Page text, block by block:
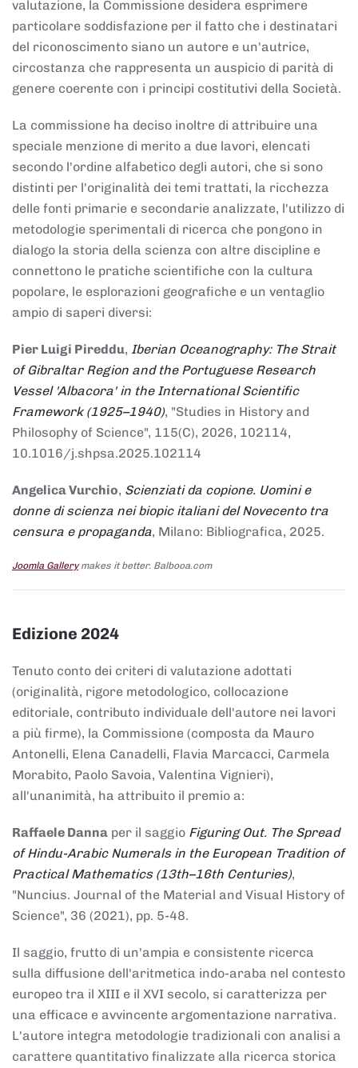
valutazione, la Commissione desidera esprimere
particolare soddisfazione per il fatto che i destinatari
del riconoscimento siano un autore e un'autrice,
circostanza che rappresenta un auspicio di parità di
genere coerente con i principi costitutivi della Società.
La commissione ha deciso inoltre di attribuire una
speciale menzione di merito a due lavori, elencati
secondo l'ordine alfabetico degli autori, che si sono
distinti per l'originalità dei temi trattati, la ricchezza
delle fonti primarie e secondarie analizzate, l'utilizzo di
metodologie sperimentali di ricerca che pongono in
dialogo la storia della scienza con altre discipline e
connettono le pratiche scientifiche con la cultura
popolare, le esplorazioni geografiche e un ventaglio
ampio di saperi diversi:
Pier Luigi Pireddu, Iberian Oceanography: The Strait
of Gibraltar Region and the Portuguese Research
Vessel 'Albacora' in the International Scientific
Framework (1925–1940), "Studies in History and
Philosophy of Science", 115(C), 2026, 102114,
10.1016/j.shpsa.2025.102114
Angelica Vurchio, Scienziati da copione. Uomini e
donne di scienza nei biopic italiani del Novecento tra
censura e propaganda, Milano: Bibliografica, 2025.
Joomla Gallerymakes it better. Balbooa.com
Edizione 2024
Tenuto conto dei criteri di valutazione adottati
(originalità, rigore metodologico, collocazione
editoriale, contributo individuale dell'autore nei lavori
a più firme), la Commissione (composta da Mauro
Antonelli, Elena Canadelli, Flavia Marcacci, Carmela
Morabito, Paolo Savoia, Valentina Vignieri),
all'unanimità, ha attribuito il premio a:
Raffaele Danna per il saggio Figuring Out. The Spread
of Hindu-Arabic Numerals in the European Tradition of
Practical Mathematics (13th–16th Centuries),
"Nuncius. Journal of the Material and Visual History of
Science", 36 (2021), pp. 5-48.
Il saggio, frutto di un'ampia e consistente ricerca
sulla diffusione dell'aritmetica indo-araba nel contesto
europeo tra il XIII e il XVI secolo, si caratterizza per
una efficace e avvincente argomentazione narrativa.
L'autore integra metodologie tradizionali con analisi a
carattere quantitativo finalizzate alla ricerca storica